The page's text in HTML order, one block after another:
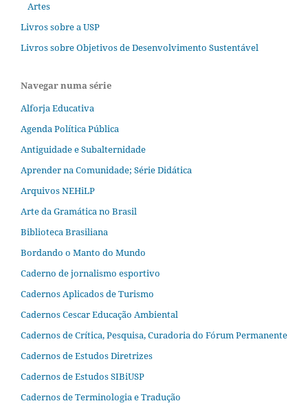
Artes
Livros sobre a USP
Livros sobre Objetivos de Desenvolvimento Sustentável
Navegar numa série
Alforja Educativa
Agenda Política Pública
Antiguidade e Subalternidade
Aprender na Comunidade; Série Didática
Arquivos NEHiLP
Arte da Gramática no Brasil
Biblioteca Brasiliana
Bordando o Manto do Mundo
Caderno de jornalismo esportivo
Cadernos Aplicados de Turismo
Cadernos Cescar Educação Ambiental
Cadernos de Crítica, Pesquisa, Curadoria do Fórum Permanente
Cadernos de Estudos Diretrizes
Cadernos de Estudos SIBiUSP
Cadernos de Terminologia e Tradução